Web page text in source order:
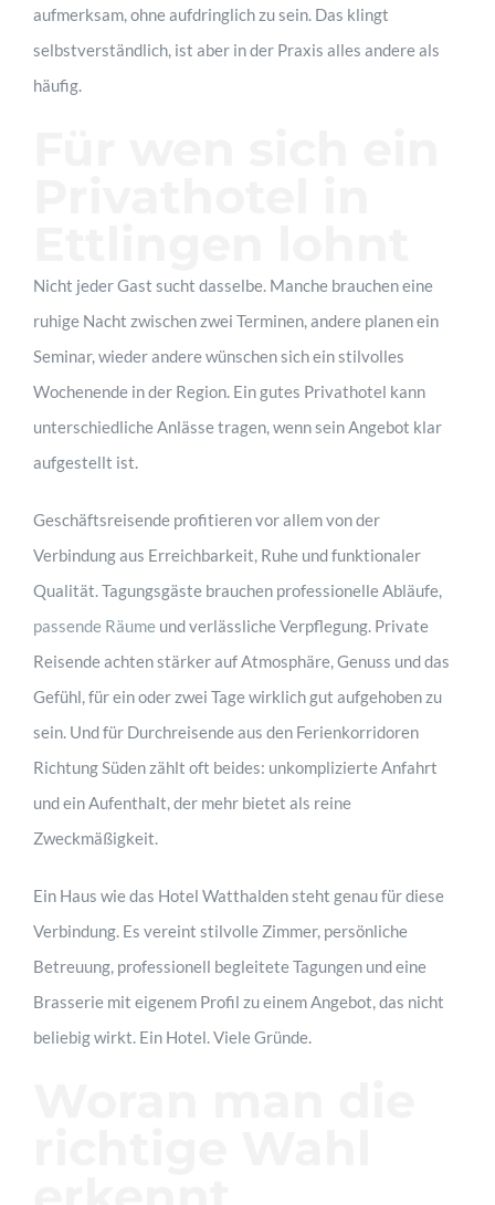
aufmerksam, ohne aufdringlich zu sein. Das klingt
selbstverständlich, ist aber in der Praxis alles andere als
häufig.
Nicht jeder Gast sucht dasselbe. Manche brauchen eine
ruhige Nacht zwischen zwei Terminen, andere planen ein
Seminar, wieder andere wünschen sich ein stilvolles
Wochenende in der Region. Ein gutes Privathotel kann
unterschiedliche Anlässe tragen, wenn sein Angebot klar
aufgestellt ist.
Geschäftsreisende profitieren vor allem von der
Verbindung aus Erreichbarkeit, Ruhe und funktionaler
Qualität. Tagungsgäste brauchen professionelle Abläufe,
passende Räumeund verlässliche Verpflegung. Private
Reisende achten stärker auf Atmosphäre, Genuss und das
Gefühl, für ein oder zwei Tage wirklich gut aufgehoben zu
sein. Und für Durchreisende aus den Ferienkorridoren
Richtung Süden zählt oft beides: unkomplizierte Anfahrt
und ein Aufenthalt, der mehr bietet als reine
Zweckmäßigkeit.
Ein Haus wie das Hotel Watthalden steht genau für diese
Verbindung. Es vereint stilvolle Zimmer, persönliche
Betreuung, professionell begleitete Tagungen und eine
Brasserie mit eigenem Profil zu einem Angebot, das nicht
beliebig wirkt. Ein Hotel. Viele Gründe.